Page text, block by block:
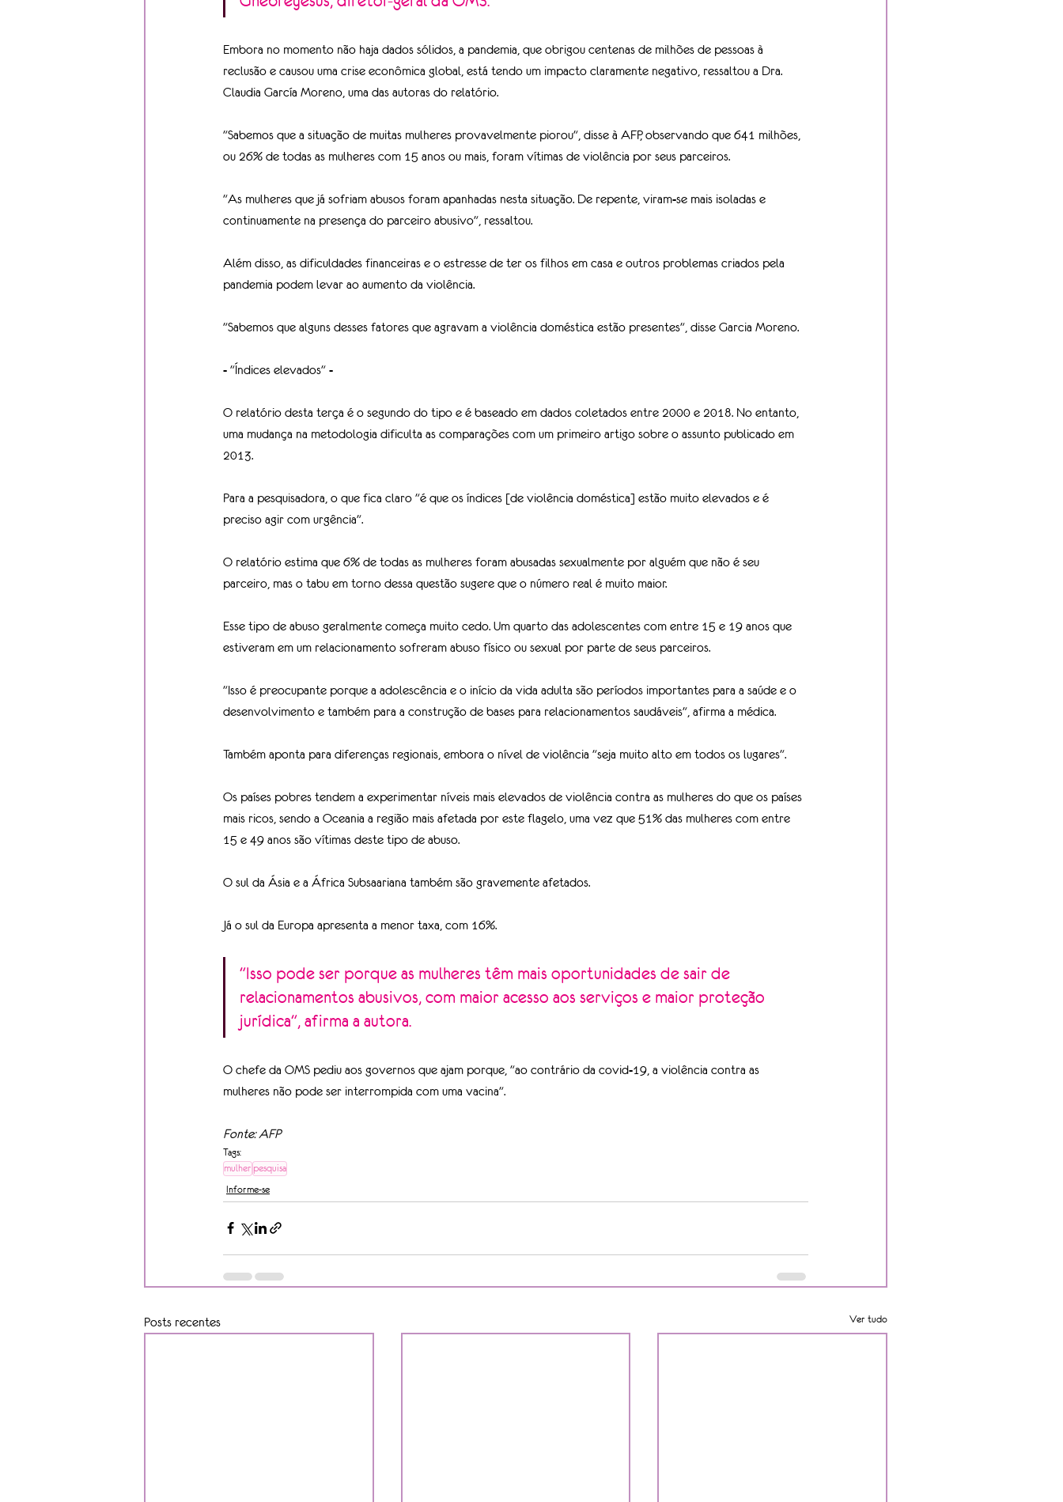
Embora no momento não haja dados sólidos, a pandemia, que obrigou centenas de milhões de pessoas à
reclusão e causou uma crise econômica global, está tendo um impacto claramente negativo, ressaltou a Dra.
Claudia García Moreno, uma das autoras do relatório.
"Sabemos que a situação de muitas mulheres provavelmente piorou", disse à AFP, observando que 641 milhões,
ou 26% de todas as mulheres com 15 anos ou mais, foram vítimas de violência por seus parceiros.
"As mulheres que já sofriam abusos foram apanhadas nesta situação. De repente, viram-se mais isoladas e
continuamente na presença do parceiro abusivo", ressaltou.
Além disso, as dificuldades financeiras e o estresse de ter os filhos em casa e outros problemas criados pela
pandemia podem levar ao aumento da violência.
"Sabemos que alguns desses fatores que agravam a violência doméstica estão presentes", disse Garcia Moreno.
- "Índices elevados" -
O relatório desta terça é o segundo do tipo e é baseado em dados coletados entre 2000 e 2018. No entanto,
uma mudança na metodologia dificulta as comparações com um primeiro artigo sobre o assunto publicado em
2013.
Para a pesquisadora, o que fica claro "é que os índices [de violência doméstica] estão muito elevados e é
preciso agir com urgência".
O relatório estima que 6% de todas as mulheres foram abusadas sexualmente por alguém que não é seu
parceiro, mas o tabu em torno dessa questão sugere que o número real é muito maior.
Esse tipo de abuso geralmente começa muito cedo. Um quarto das adolescentes com entre 15 e 19 anos que
estiveram em um relacionamento sofreram abuso físico ou sexual por parte de seus parceiros.
"Isso é preocupante porque a adolescência e o início da vida adulta são períodos importantes para a saúde e o
desenvolvimento e também para a construção de bases para relacionamentos saudáveis", afirma a médica.
Também aponta para diferenças regionais, embora o nível de violência "seja muito alto em todos os lugares".
Os países pobres tendem a experimentar níveis mais elevados de violência contra as mulheres do que os países
mais ricos, sendo a Oceania a região mais afetada por este flagelo, uma vez que 51% das mulheres com entre
15 e 49 anos são vítimas deste tipo de abuso.
O sul da Ásia e a África Subsaariana também são gravemente afetados.
Já o sul da Europa apresenta a menor taxa, com 16%.
"Isso pode ser porque as mulheres têm mais oportunidades de sair de
relacionamentos abusivos, com maior acesso aos serviços e maior proteção
jurídica", afirma a autora.
O chefe da OMS pediu aos governos que ajam porque, "ao contrário da covid-19, a violência contra as
mulheres não pode ser interrompida com uma vacina".
Fonte: AFP
Tags:
mulher pesquisa
Informe-se
Posts recentes Ver tudo